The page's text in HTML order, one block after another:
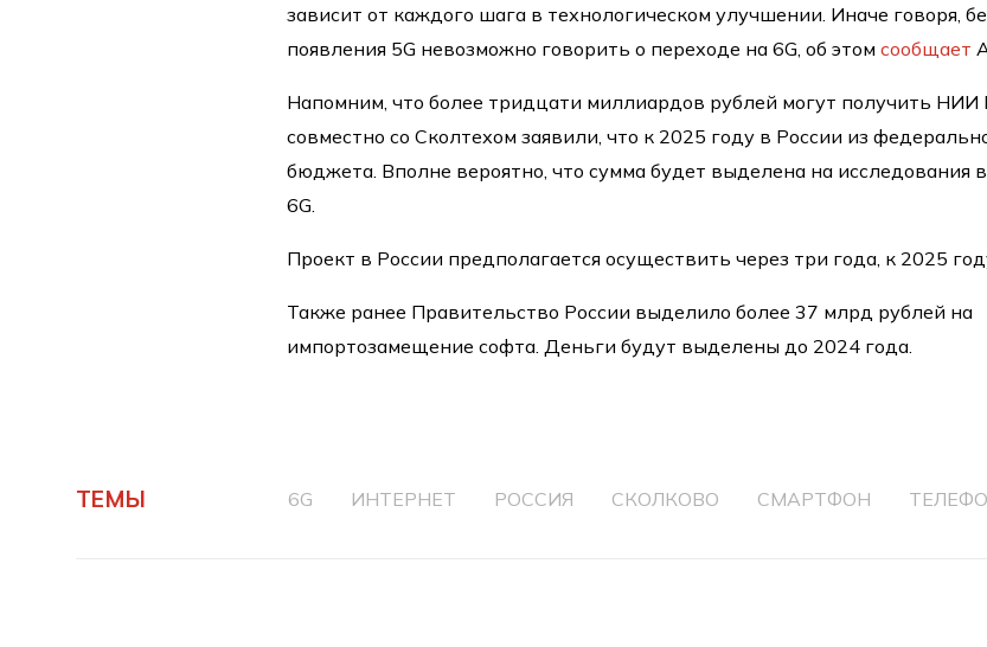
зависит от каждого шага в технологическом улучшении. Иначе говоря,
появления 5G невозможно говорить о переходе на 6G, об этомсообщает
Напомним, что более тридцати миллиардов рублей могут получить НИИ
совместно со Сколтехом заявили, что к 2025 году в России из
бюджета. Вполне вероятно, что сумма будет выделена на исследования
6G.
Проект в России предполагается осуществить через три года, к 2025
Также ранее Правительство России выделило более 37 млрд рублей на
импортозамещение софта. Деньги будут выделены до 2024 года.
ТЕМЫ 6G ИНТЕРНЕТ РОССИЯ СКОЛКОВО СМАРТФОН